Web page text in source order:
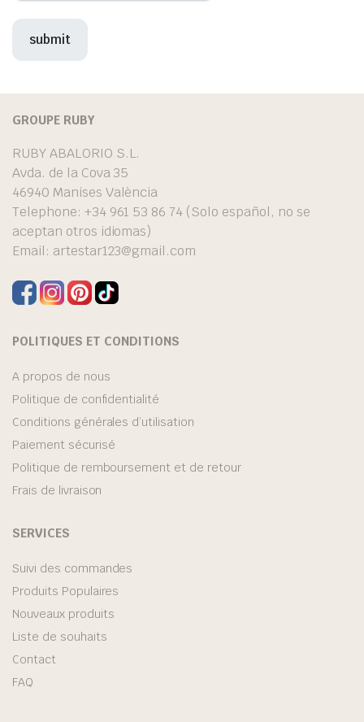
GROUPE RUBY
RUBY ABALORIO S.L.
Avda. de la Cova 35
46940 Manises València
Telephone: +34 961 53 86 74 (Solo español, no se
aceptan otros idiomas)
Email: artestar123@gmail.com
POLITIQUES ET CONDITIONS
A propos de nous
Politique de confidentialité
Conditions générales d’utilisation
Paiement sécurisé
Politique de remboursement et de retour
Frais de livraison
SERVICES
Suivi des commandes
Produits Populaires
Nouveaux produits
Liste de souhaits
Contact
FAQ